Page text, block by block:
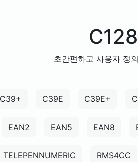
초간편하고 사용자 정
C39+ C39E C39E+
EAN2 EAN5 EAN8
TELEPENNUMERIC RMS4CC